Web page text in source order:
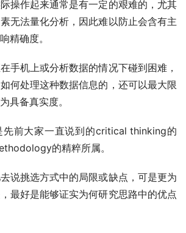
操作起来通常是有一定的艰难的，尤其
无法量化分析，因此难以防止会含有主
精确度。
手机上或分析数据的情况下碰到困难，
何处理这种数据信息的，还可以最大限
具备真实度。
先前大家一直说到的critical thinking的
的精粹所属。
说挑选方式中的局限或缺点，可是更为
最好是能够证实为何研究思路中的优点